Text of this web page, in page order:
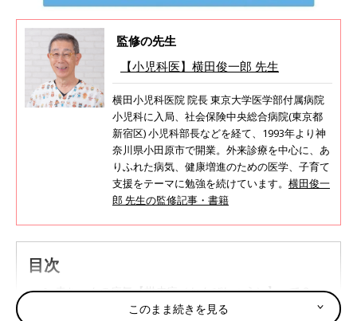
監修の先生
【小児科医】横田俊一郎 先生
横田小児科医院 院長 東京大学医学部付属病院
小児科に入局、社会保険中央総合病院(東京都
新宿区) 小児科部長などを経て、1993年より神
奈川県小田原市で開業。外来診療を中心に、あ
りふれた病気、健康増進のための医学、子育て
支援をテーマに勉強を続けています。 横田俊一
郎 先生の監修記事・書籍
目次
赤ちゃんの病気【柑皮症（かんぴしょう）】って？
このまま続きを見る